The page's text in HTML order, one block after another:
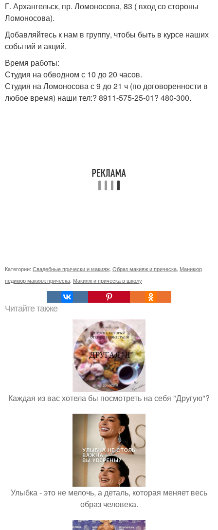
Г. Архангельск, пр. Ломоносова, 83 ( вход со стороны
Ломоносова).
Добавляйтесь к нам в группу, чтобы быть в курсе наших
событий и акций.
Время работы:
Студия на обводном с 10 до 20 часов.
Студия на Ломоносова с 9 до 21 ч (по договоренности в
любое время) наши тел:? 8911-575-25-01? 480-300.
Категории: Свадебные прически и макияж, Образ макияж и прическа, Маникюр
педикюр макияж прическа, Макияж и прическа в школу
Читайте также
Каждая из вас хотела бы посмотреть на себя "Другую"?
Улыбка - это не мелочь, а деталь, которая меняет весь
образ человека.